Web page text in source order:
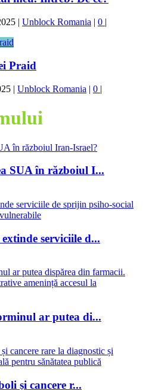
| Unblock Romania | 0 |
Praid
| Unblock Romania | 0 |
SUA în războiul I...
serviciile d...
ar putea di...
și cancere r...